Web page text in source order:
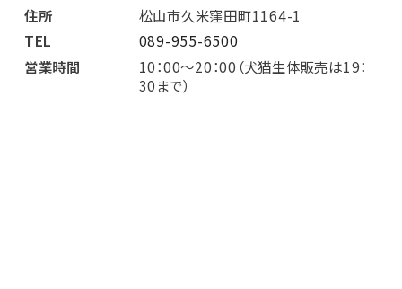
住所
松山市久米窪田町1164-1
TEL
089-955-6500
営業時間
10：00～20：00（犬猫生体販売は19：
30まで）